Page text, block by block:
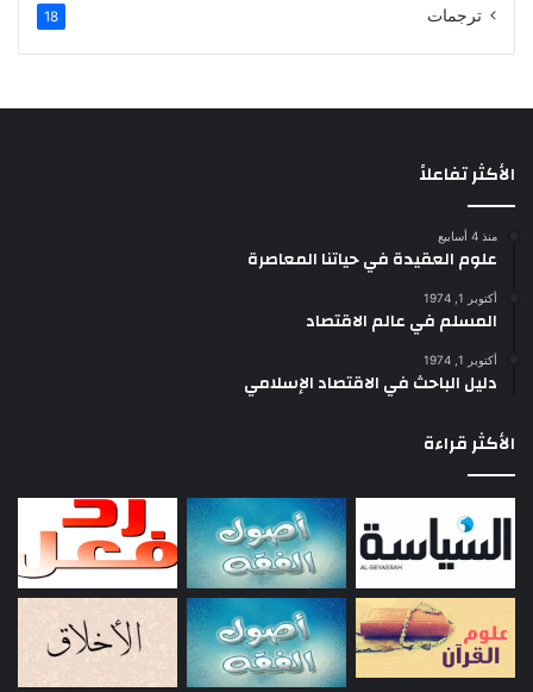
ترجمات 18
الأكثر تفاعلاً
منذ 4 أسابيع
علوم العقيدة في حياتنا المعاصرة
أكتوبر 1, 1974
المسلم في عالم الاقتصاد
أكتوبر 1, 1974
دليل الباحث في الاقتصاد الإسلامي
الأكثر قراءة